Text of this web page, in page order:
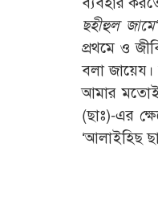
ছহীহুল
প্রথমে ও
বলা
আমার মতোই
(ছাঃ)-এর
‘আলাইহিছ